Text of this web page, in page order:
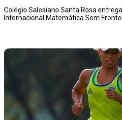
Colégio Salesiano Santa Rosa
Internacional Matemática Sem